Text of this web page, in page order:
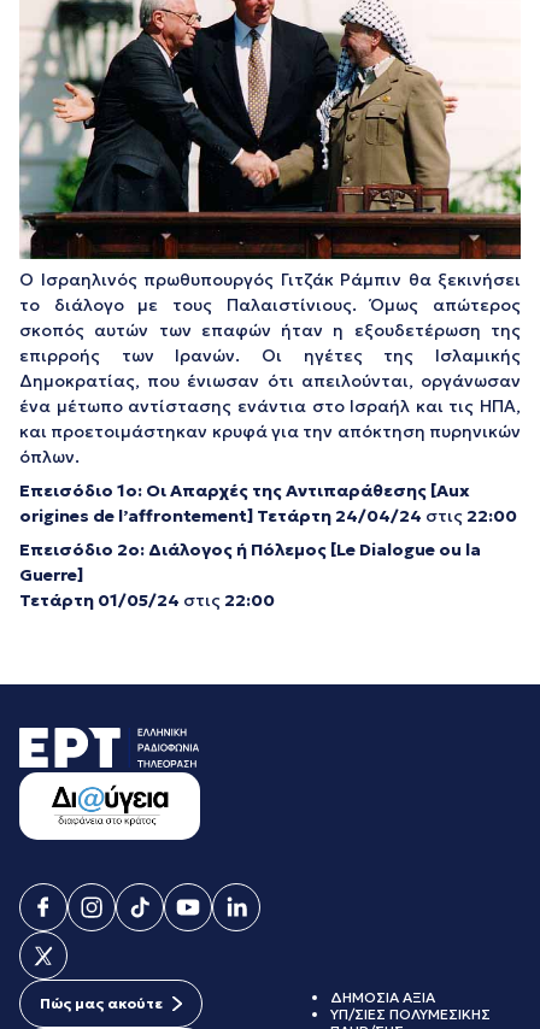
Ο Ισραηλινός πρωθυπουργός Γιτζάκ Ράμπιν θα ξεκινήσει
το διάλογο με τους Παλαιστίνιους. Όμως απώτερος
σκοπός αυτών των επαφών ήταν η εξουδετέρωση της
επιρροής των Ιρανών. Οι ηγέτες της Ισλαμικής
Δημοκρατίας, που ένιωσαν ότι απειλούνται, οργάνωσαν
ένα μέτωπο αντίστασης ενάντια στο Ισραήλ και τις ΗΠΑ,
και προετοιμάστηκαν κρυφά για την απόκτηση πυρηνικών
όπλων.
Επεισόδιο 1ο: Οι Απαρχές της Αντιπαράθεσης [Aux
origines de l’affrontement] Τετάρτη 24/04/24 στις 22:00
Επεισόδιο 2ο: Διάλογος ή Πόλεμος [Le Dialogue ou la
Guerre]
Τετάρτη 01/05/24 στις 22:00
Πώς μας ακούτε
ΔΗΜΟΣΙΑ ΑΞΙΑ
ΥΠ/ΣΙΕΣ ΠΟΛΥΜΕΣΙΚΗΣ